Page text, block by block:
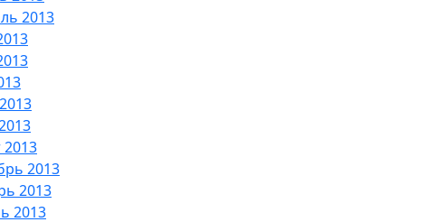
2013
2013
2013
2013
2013